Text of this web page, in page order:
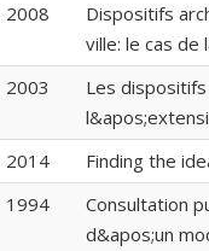
2008
Dispositifs
ville: le cas de
2003
Les
2014
Finding the
1994
Consultation
d&apos;un